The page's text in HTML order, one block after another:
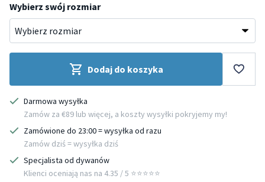
Wybierz swój rozmiar
Dodaj do koszyka
Darmowa wysyłka
Zamów za €89 lub więcej, a koszty wysyłki pokryjemy my!
Zamówione do 23:00 = wysyłka od razu
Zamów dziś = wysyłka dziś
Specjalista od dywanów
Klienci oceniają nas na 4.35 / 5 ⭐️⭐️⭐️⭐️⭐️